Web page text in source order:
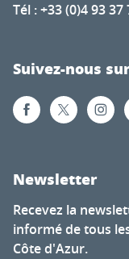
Tél : +33 (0)4 93 37
Suivez-nous
Newsletter
Recevez la
informé de tous
Côte d'Azur.